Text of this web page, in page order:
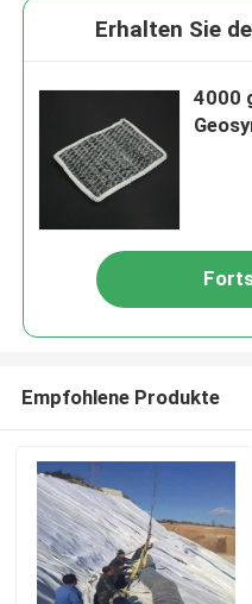
Erhalten Sie
4000
Empfohlene Produkte